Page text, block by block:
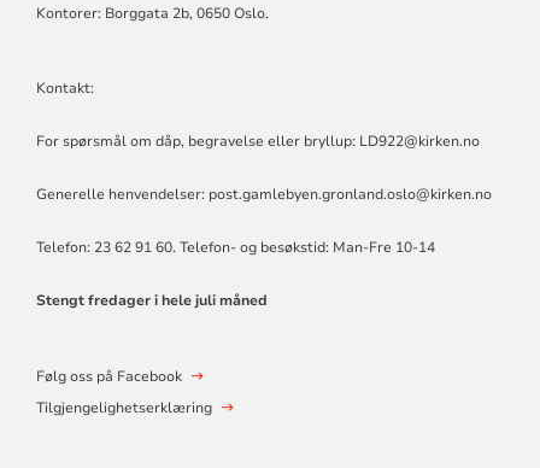
Kontorer: Borggata 2b, 0650 Oslo.
Kontakt:
For spørsmål om dåp, begravelse eller bryllup: LD922@kirken.no
Generelle henvendelser: post.gamlebyen.gronland.oslo@kirken.no
Telefon: 23 62 91 60. Telefon- og besøkstid: Man-Fre 10-14
Stengt fredager i hele juli måned
Følg oss på Facebook
Tilgjengelighetserklæring